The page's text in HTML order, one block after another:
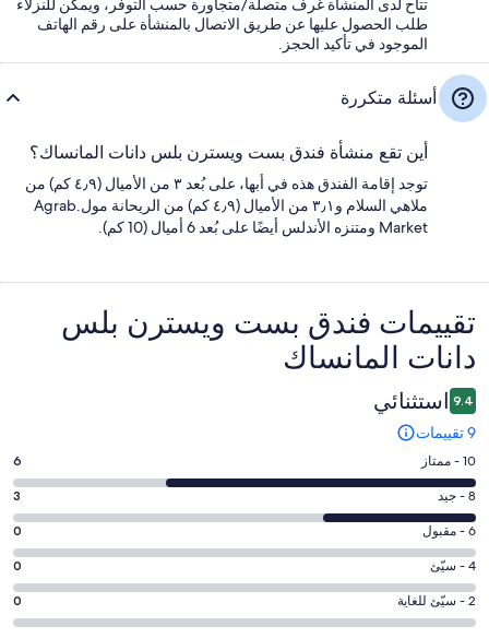
تتاح لدى المنشأة غرف متصلة/متجاورة حسب التوفر، ويمكن للنزلاء
طلب الحصول عليها عن طريق الاتصال بالمنشأة على رقم الهاتف
الموجود في تأكيد الحجز.
أسئلة متكررة
أين تقع منشأة فندق بست ويسترن بلس دانات المانساك؟
توجد إقامة الفندق هذه في أبها، على بُعد ٣ من الأميال (٤٫٩ كم) من
ملاهي السلام و٣٫١ من الأميال (٤٫٩ كم) من الريحانة مول.Agrab
Market ومتنزه الأندلس أيضًا على بُعد 6 أميال (10 كم).
التقييمات تقييمات ⁦فندق بست ويسترن بلس
دانات المانساك⁩
9.4 استثنائي
9 تقييمات
درجة
التصنيف
10
-
ممتاز.
6
من
أصل
10 - ممتاز 6
درجة
التصنيف
8
-
جيد.
3
8 - جيد 3
درجة
التصنيف
6
-
مقبول.
6 - مقبول 0
درجة
التصنيف
4
4 - سيّئ 0
درجة
التصنيف
2 - سيّئ للغاية 0